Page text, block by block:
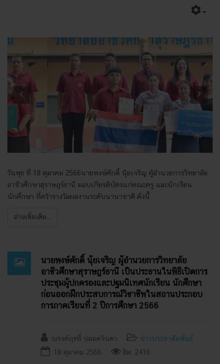
Previous Next
วันพุธ ที่ 18 ตุลาคม 2566นายพงษ์ศักดิ์ นุ้ยเจริญ ผู้อำนวยการวิทยาลัย
อาชีวศึกษาสุราษฎร์ธานี มอบเกียรติบัตรแก่คณะครู และนักเรียน
นักศึกษา ที่คว้ารางวัลผลงานระดับนานาชาติ ดังนี้
อ่านเพิ่มเติม...
นายพงษ์ศักดิ์ นุ้ยเจริญ ผู้อำนวยการวิทยาลัย
อาชีวศึกษาสุราษฎร์ธานี เป็นประธานในพิธีเปิดการ
ประชุมผู้ปกครองและปฐมนิเทศนักเรียน นักศึกษา
ก่อนออกฝึกประสบการณ์วิชาชีพในสถานประกอบ
การภาคเรียนที่ 2 ปีการศึกษา 2566
ณรงค์ฤทธิ์ ปลอดจินดา
ข่าวประชาสัมพันธ์
18 ตุลาคม 2566
ฮิต: 2416